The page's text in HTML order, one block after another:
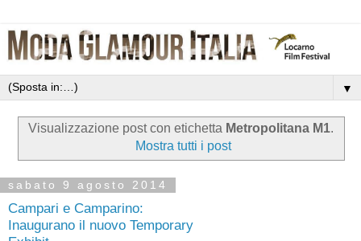
▼
Visualizzazione post con etichetta Metropolitana M1.
Mostra tutti i post
sabato 9 agosto 2014
Campari e Camparino:
Inaugurano il nuovo Temporary